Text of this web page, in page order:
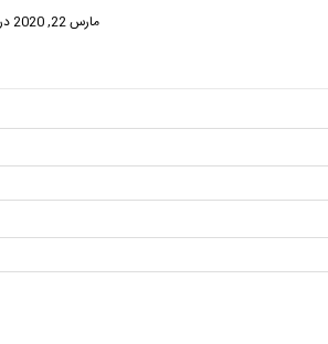
مارس 22, 2020 در 1:05 ق.ظ